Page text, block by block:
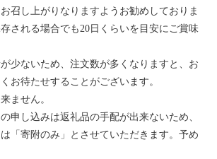
召し上がりなりますようお勧めしておりま
される場合でも20日くらいを目安にご賞味
ないため、注文数が多くなりますと、お
お待たせすることがございます。
ません。
申し込みは返礼品の手配が出来ないため、
は「寄附のみ」とさせていただきます。予め